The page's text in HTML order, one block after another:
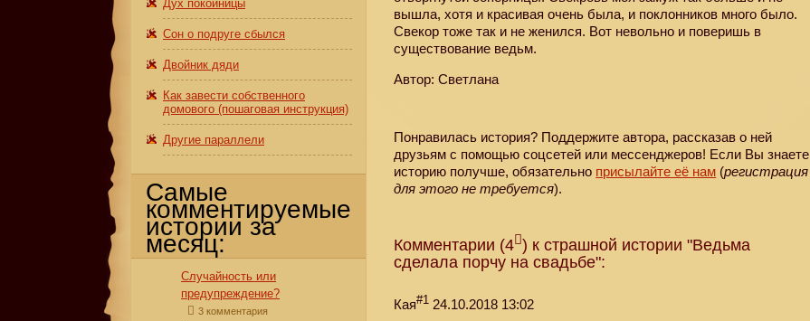
вышла, хотя и красивая очень была, и поклонников много было.
Свекор тоже так и не женился. Вот невольно и поверишь в
существование ведьм.
Автор: Светлана
Понравилась история? Поддержите автора, рассказав о ней
друзьям с помощью соцсетей или мессенджеров! Если Вы знаете
историю получше, обязательно присылайте её нам (регистрация
для этого не требуется).
Комментарии (4 ) к страшной истории "Ведьма
сделала порчу на свадьбе":
Кая#1 24.10.2018 13:02
Дух покойницы
Сон о подруге сбылся
Двойник дяди
Как завести собственного
домового (пошаговая инструкция)
Другие параллели
Самые
комментируемые
истории за
месяц:
Случайность или
предупреждение?
3 комментария